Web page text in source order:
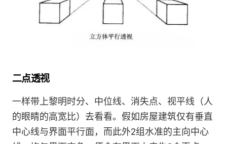
二点透视
一样带上黎明时分、中位线、消失点、视平线（人
的眼睛的高宽比）去看看。假如房屋建筑仅有垂直
中心线与界面平行面，而此外2组水准的主向中心